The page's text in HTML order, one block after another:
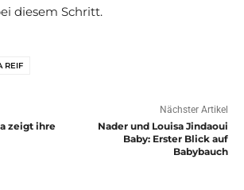
diesem Schritt.
REIF
zeigt ihre
Nächster Artikel
Nader und Louisa Jindaoui
Baby: Erster Blick auf
Babybauch